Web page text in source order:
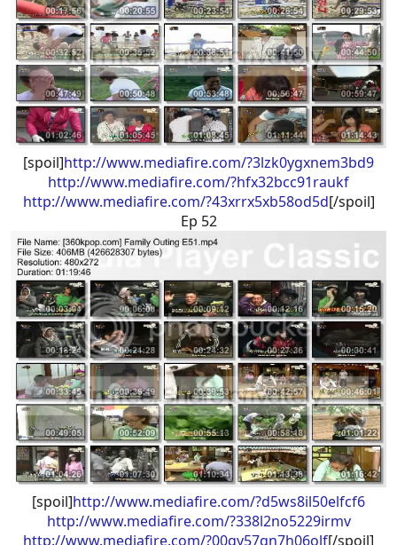
[spoil]http://www.mediafire.com/?3lzk0ygxnem3bd9
http://www.mediafire.com/?hfx32bcc91raukf
http://www.mediafire.com/?43xrrx5xb58od5d[/spoil]
Ep 52
[spoil]http://www.mediafire.com/?d5ws8il50elfcf6
http://www.mediafire.com/?338l2no5229irmv
http://www.mediafire.com/?00gy57qn7h06olf[/spoil]​